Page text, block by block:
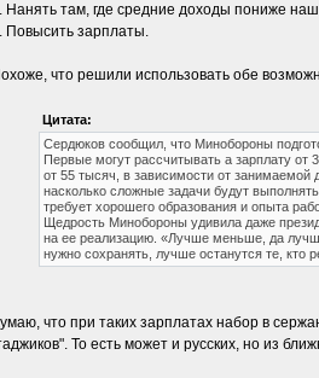
Нанять там, где средние доходы пониже
Повысить зарплаты.
что решили использовать обе
Цитата:
Сердюков сообщил, что Минобороны
Первые могут рассчитывать а зарплату от
от 55 тысяч, в зависимости от занимаемой
насколько сложные задачи будут
требует хорошего образования и опыта
Щедрость Минобороны удивила даже
на ее реализацию. «Лучше меньше, да
нужно сохранять, лучше останутся те, кто
что при таких зарплатах набор в
То есть может и русских, но из